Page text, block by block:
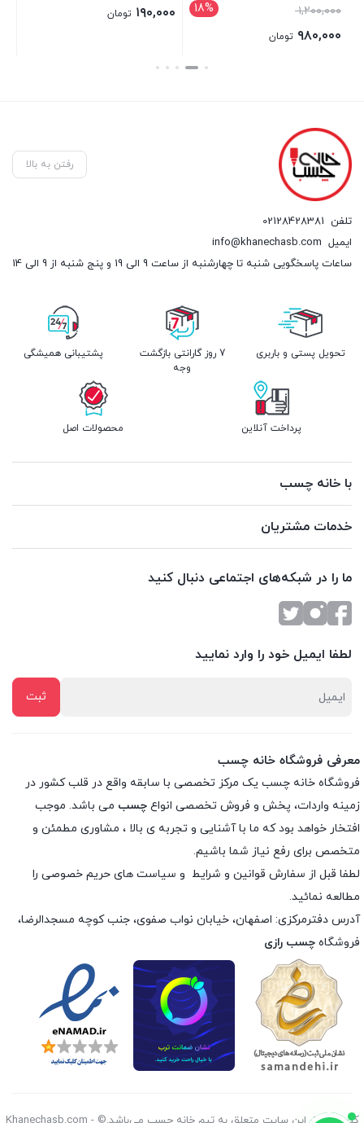
18% ۱,۲۰۰,۰۰۰قیمت
اصلی: ۹۸۰,۰۰۰ تومان
۱۹۰,۰۰۰ تومان
بستن
رفتن به بالا
تلفن 02128428381
ایمیل info@khanechasb.com
ساعات پاسخگویی شنبه تا چهارشنبه از ساعت 9 الی 19 و پنج شنبه از 9 الی 14
تحویل پستی و باربری
7 روز گارانتی بازگشت
وجه
پشتیبانی همیشگی
پرداخت آنلاین محصولات اصل
با خانه چسب
خدمات مشتریان
ما را در شبکه‌های اجتماعی دنبال کنید
لطفا ایمیل خود را وارد نمایید
معرفی فروشگاه خانه چسب
فروشگاه خانه چسب یک مرکز تخصصی با سابقه واقع در قلب کشور در
زمینه واردات، پخش و فروش تخصصی انواع چسب می باشد. موجب
افتخار خواهد بود که ما با آشنایی و تجربه ی بالا ، مشاوری مطمئن و
متخصص برای رفع نیاز شما باشیم.
لطفا قبل از سفارش قوانین و شرایط و سیاست های حریم خصوصی را
مطالعه نمائید.
آدرس دفترمرکزی: اصفهان، خیابان نواب صفوی، جنب کوچه مسجدالرضا،
فروشگاه چسب رازی